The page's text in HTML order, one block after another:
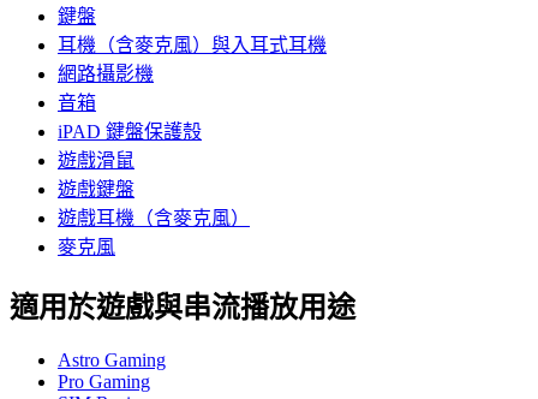
鍵盤
耳機（含麥克風）與入耳式耳機
網路攝影機
音箱
iPAD 鍵盤保護殼
遊戲滑鼠
遊戲鍵盤
遊戲耳機（含麥克風）
麥克風
適用於遊戲與串流播放用途
Astro Gaming
Pro Gaming